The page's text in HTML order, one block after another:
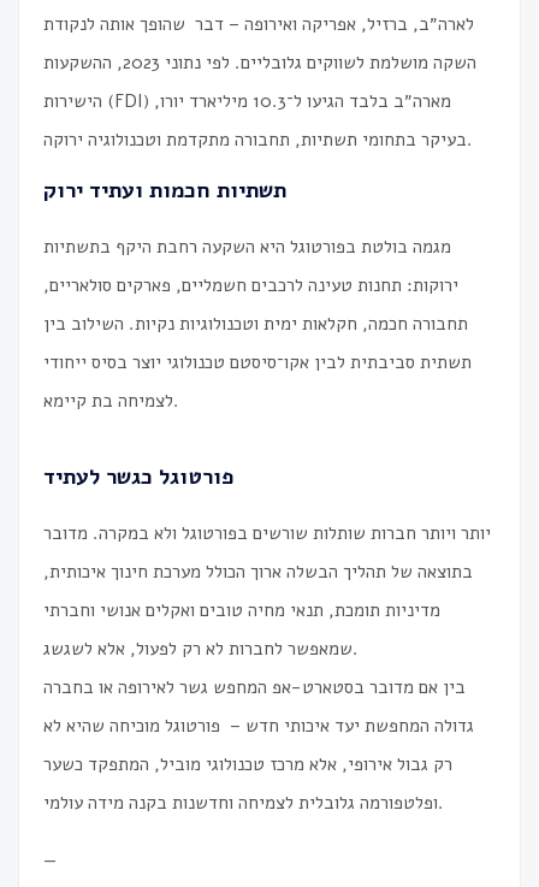
לארה״ב, ברזיל, אפריקה ואירופה – דבר שהופך אותה לנקודת
השקה מושלמת לשווקים גלובליים. לפי נתוני 2023, ההשקעות
הישירות (FDI) מארה״ב בלבד הגיעו ל־10.3 מיליארד יורו,
בעיקר בתחומי תשתיות, תחבורה מתקדמת וטכנולוגיה ירוקה.
תשתיות חכמות ועתיד ירוק
מגמה בולטת בפורטוגל היא השקעה רחבת היקף בתשתיות
ירוקות: תחנות טעינה לרכבים חשמליים, פארקים סולאריים,
תחבורה חכמה, חקלאות ימית וטכנולוגיות נקיות. השילוב בין
תשתית סביבתית לבין אקו־סיסטם טכנולוגי יוצר בסיס ייחודי
לצמיחה בת קיימא.
פורטוגל כגשר לעתיד
יותר ויותר חברות שותלות שורשים בפורטוגל ולא במקרה. מדובר
בתוצאה של תהליך הבשלה ארוך הכולל מערכת חינוך איכותית,
מדיניות תומכת, תנאי מחיה טובים ואקלים אנושי וחברתי
שמאפשר לחברות לא רק לפעול, אלא לשגשג.
בין אם מדובר בסטארט-אפ המחפש גשר לאירופה או בחברה
גדולה המחפשת יעד איכותי חדש – פורטוגל מוכיחה שהיא לא
רק גבול אירופי, אלא מרכז טכנולוגי מוביל, המתפקד כשער
ופלטפורמה גלובלית לצמיחה וחדשנות בקנה מידה עולמי.
—